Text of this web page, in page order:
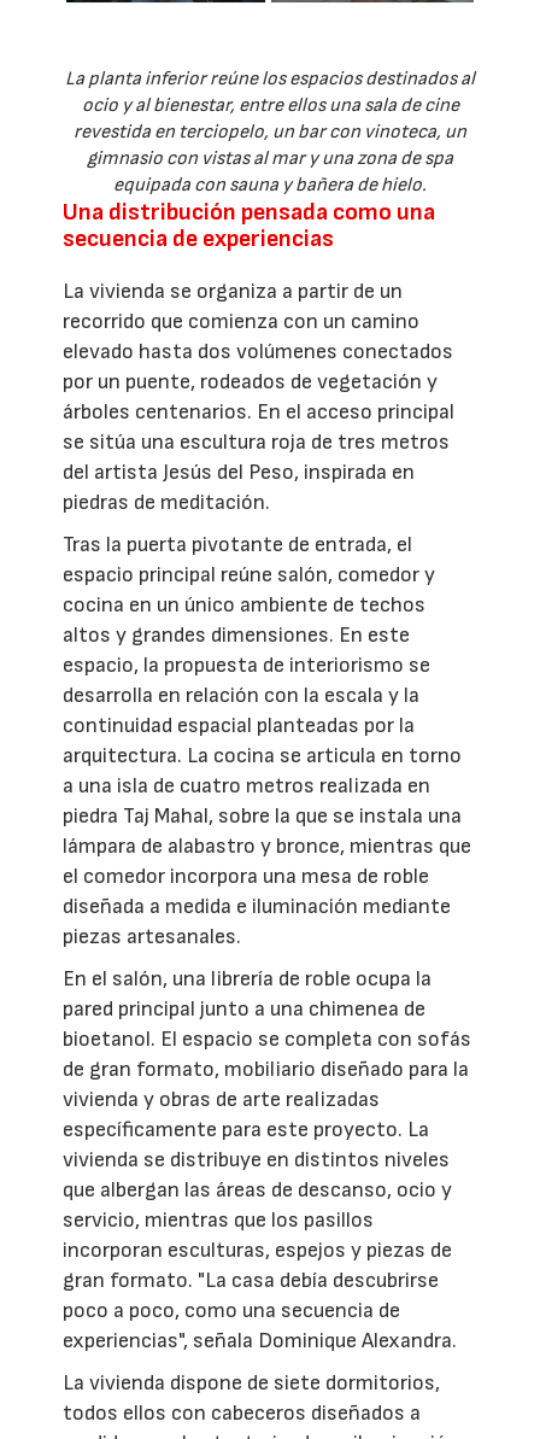
La planta inferior reúne los espacios destinados al
ocio y al bienestar, entre ellos una sala de cine
revestida en terciopelo, un bar con vinoteca, un
gimnasio con vistas al mar y una zona de spa
equipada con sauna y bañera de hielo.
Una distribución pensada como una
secuencia de experiencias
La vivienda se organiza a partir de un
recorrido que comienza con un camino
elevado hasta dos volúmenes conectados
por un puente, rodeados de vegetación y
árboles centenarios. En el acceso principal
se sitúa una escultura roja de tres metros
del artista Jesús del Peso, inspirada en
piedras de meditación.
Tras la puerta pivotante de entrada, el
espacio principal reúne salón, comedor y
cocina en un único ambiente de techos
altos y grandes dimensiones. En este
espacio, la propuesta de interiorismo se
desarrolla en relación con la escala y la
continuidad espacial planteadas por la
arquitectura. La cocina se articula en torno
a una isla de cuatro metros realizada en
piedra Taj Mahal, sobre la que se instala una
lámpara de alabastro y bronce, mientras que
el comedor incorpora una mesa de roble
diseñada a medida e iluminación mediante
piezas artesanales.
En el salón, una librería de roble ocupa la
pared principal junto a una chimenea de
bioetanol. El espacio se completa con sofás
de gran formato, mobiliario diseñado para la
vivienda y obras de arte realizadas
específicamente para este proyecto. La
vivienda se distribuye en distintos niveles
que albergan las áreas de descanso, ocio y
servicio, mientras que los pasillos
incorporan esculturas, espejos y piezas de
gran formato. "La casa debía descubrirse
poco a poco, como una secuencia de
experiencias", señala Dominique Alexandra.
La vivienda dispone de siete dormitorios,
todos ellos con cabeceros diseñados a